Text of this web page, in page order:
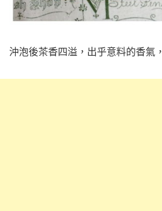
沖泡後茶香四溢，出乎意料的香氣，